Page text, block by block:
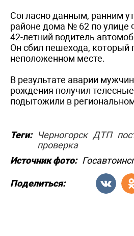
Согласно данным, ранним
районе дома № 62 по улице
42-летний водитель
Он сбил пешехода, который
неположенном месте.
В результате аварии
рождения получил
подытожили в
Теги: Черногорск ДТП
проверка
Источник фото:
Поделиться: